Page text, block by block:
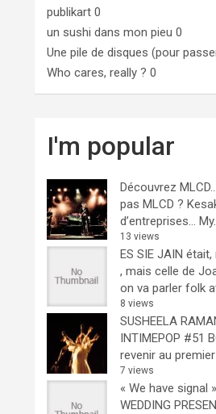
publikart 0
un sushi dans mon pieu 0
Une pile de disques (pour
Who cares, really ? 0
I'm popular
Découvrez
pas MLCD ?
d’entreprises…
13 views
ES SIE JAIN
, mais celle de
on va parler folk
8 views
SUSHEELA
INTIMEPOP #51
revenir au
7 views
« We have signal
WEDDING